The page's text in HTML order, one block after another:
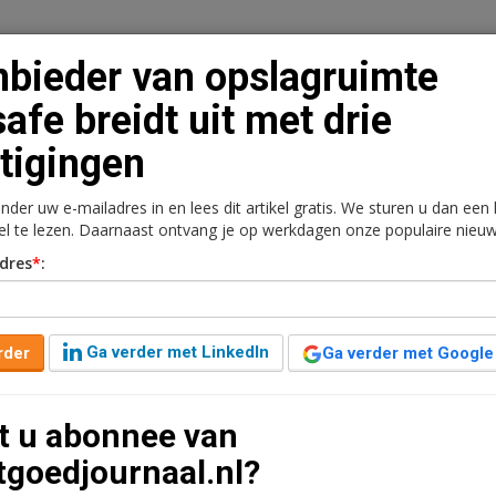
Vacaturebank
Kantoren Retail Logistiek Juridisch | Fiscaal
Allsafe breidt uit
Recent opendeAllsafe Mini-Opslag nieuwe
En daar blijft het niet bij.
van opslagruimte
breidt uit met drie
uw e-mailadres in en lees dit artikel gratis. We sturen u dan een
te lezen. Daarnaast ontvang je op werkdagen onze populaire
*:
Ga verder met LinkedIn Ga verder met Google
u abonnee van